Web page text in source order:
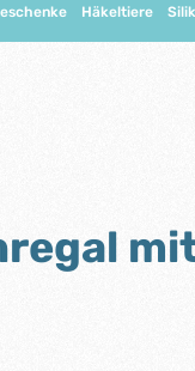
Häkeltiere